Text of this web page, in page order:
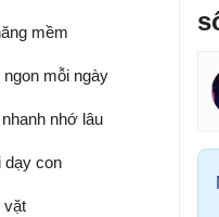
mềm
ngon mỗi ngày
nhớ lâu
dạy con
vặt